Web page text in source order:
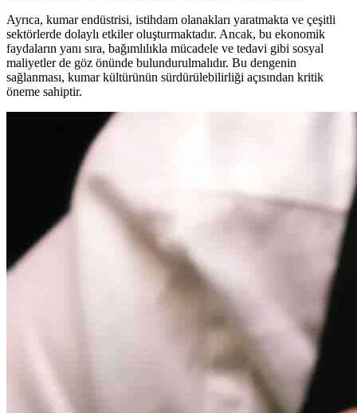
Ayrıca, kumar endüstrisi, istihdam olanakları yaratmakta ve çeşitli
sektörlerde dolaylı etkiler oluşturmaktadır. Ancak, bu ekonomik
faydaların yanı sıra, bağımlılıkla mücadele ve tedavi gibi sosyal
maliyetler de göz önünde bulundurulmalıdır. Bu dengenin
sağlanması, kumar kültürünün sürdürülebilirliği açısından kritik
öneme sahiptir.